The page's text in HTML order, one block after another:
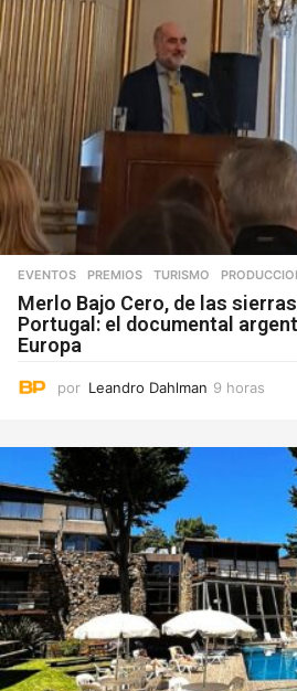
EVENTOS ,PREMIOS ,TURISMO
Merlo Bajo Cero, de las
Portugal: el documental
Europa
por Leandro Dahlman 9 horas
r